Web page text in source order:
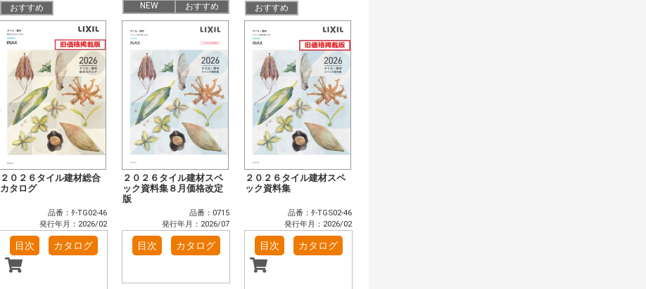
おすすめ
２０２６タイル建材総合
カタログ
品番：ﾀ-TG02-46
発行年月：2026/02
目次 カタログ
NEW
おすすめ
２０２６タイル建材スペ
ック資料集８月価格改定
版
品番：0715
発行年月：2026/07
目次 カタログ
おすすめ
２０２６タイル建材スペ
ック資料集
品番：ﾀ-TGS02-46
発行年月：2026/02
目次 カタログ